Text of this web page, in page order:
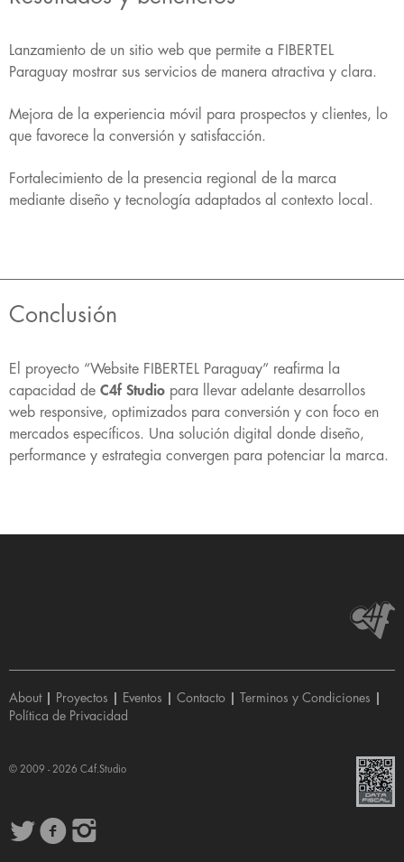
Lanzamiento de un sitio web que permite a FIBERTEL
Paraguay mostrar sus servicios de manera atractiva y clara.
Mejora de la experiencia móvil para prospectos y clientes, lo
que favorece la conversión y satisfacción.
Fortalecimiento de la presencia regional de la marca
mediante diseño y tecnología adaptados al contexto local.
Conclusión
El proyecto “Website FIBERTEL Paraguay” reafirma la
capacidad de C4f Studio para llevar adelante desarrollos
web responsive, optimizados para conversión y con foco en
mercados específicos. Una solución digital donde diseño,
performance y estrategia convergen para potenciar la marca.
About| Proyectos Eventos Contacto Terminos y Condiciones
Política de Privacidad
© 2009 - 2026 C4f.Studio